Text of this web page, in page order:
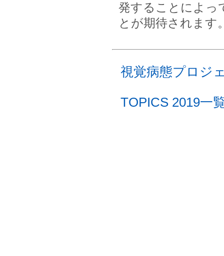
発することによっ
とが期待されます
視覚病態プロジ
TOPICS 2019一